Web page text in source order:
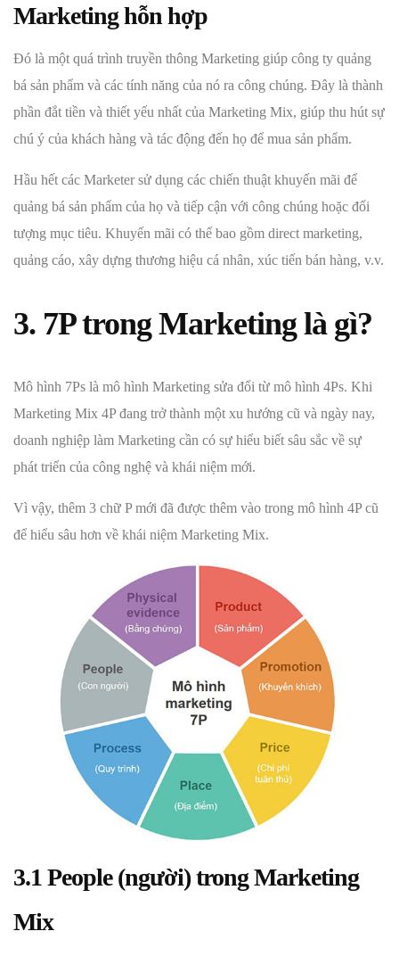
Marketing hỗn hợp
Đó là một quá trình truyền thông Marketing giúp công ty quảng
bá sản phẩm và các tính năng của nó ra công chúng. Đây là thành
phần đắt tiền và thiết yếu nhất của Marketing Mix, giúp thu hút sự
chú ý của khách hàng và tác động đến họ để mua sản phẩm.
Hầu hết các Marketer sử dụng các chiến thuật khuyến mãi để
quảng bá sản phẩm của họ và tiếp cận với công chúng hoặc đối
tượng mục tiêu. Khuyến mãi có thể bao gồm direct marketing,
quảng cáo, xây dựng thương hiệu cá nhân, xúc tiến bán hàng, v.v.
3. 7P trong Marketing là gì?
Mô hình 7Ps là mô hình Marketing sửa đổi từ mô hình 4Ps. Khi
Marketing Mix 4P đang trở thành một xu hướng cũ và ngày nay,
doanh nghiệp làm Marketing cần có sự hiểu biết sâu sắc về sự
phát triển của công nghệ và khái niệm mới.
Vì vậy, thêm 3 chữ P mới đã được thêm vào trong mô hình 4P cũ
để hiểu sâu hơn về khái niệm Marketing Mix.
3.1 People (người) trong Marketing
Mix